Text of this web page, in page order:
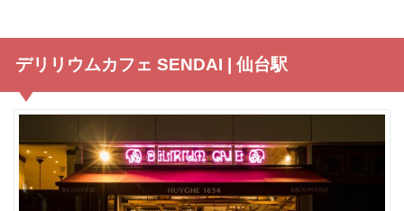
デリリウムカフェ SENDAI | 仙台駅